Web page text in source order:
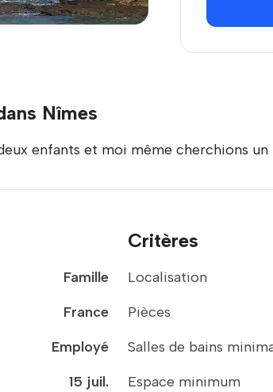
Nîmes
enfants et moi même cherchions
Famille
France
Employé
15 juil.
Critères
Localisation
Pièces
Salles de bains
Espace minimum